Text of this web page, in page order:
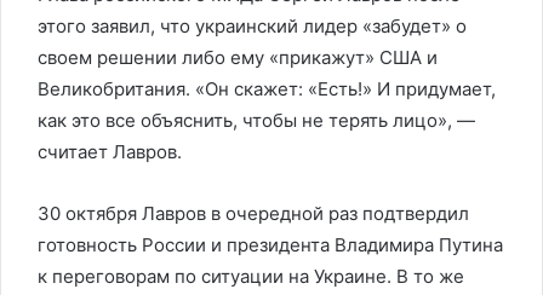
этого заявил, что украинский лидер «забудет» о
своем решении либо ему «прикажут» США и
Великобритания. «Он скажет: «Есть!» И придумает,
как это все объяснить, чтобы не терять лицо», —
считает Лавров.
30 октября Лавров в очередной раз подтвердил
готовность России и президента Владимира Путина
к переговорам по ситуации на Украине. В то же